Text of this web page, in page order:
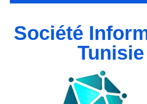
Société
Tunisie